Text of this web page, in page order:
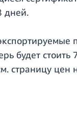
дней.
будет
страницу